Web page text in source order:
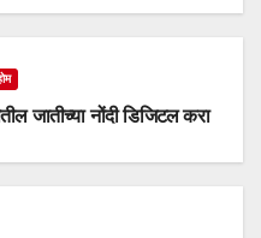
जातीच्या नोंदी डिजिटल करा